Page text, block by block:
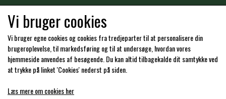
WAHLSTEN
WALDHAUSEN
Hos os kan du betale med:
Vi bruger cookies
Vi bruger egne cookies og cookies fra tredjeparter til at personalisere din
brugeroplevelse, til markedsføring og til at undersøge, hvordan vores
hjemmeside anvendes af besøgende. Du kan altid tilbagekalde dit samtykke ved
at trykke på linket 'Cookies' nederst på siden.
Læs mere om cookies her